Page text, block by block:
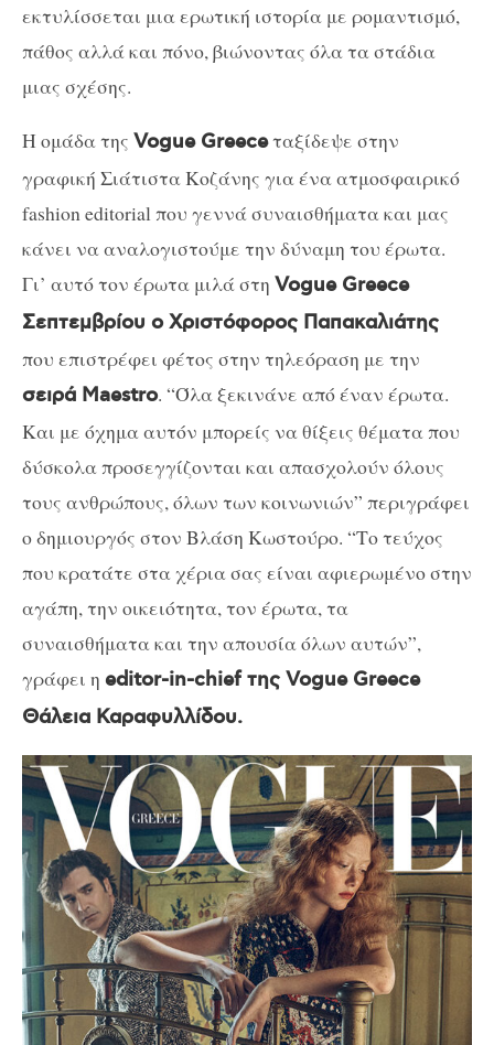
εκτυλίσσεται μια ερωτική ιστορία με ρομαντισμό,
πάθος αλλά και πόνο, βιώνοντας όλα τα στάδια
μιας σχέσης.
Η ομάδα της Vogue Greeceταξίδεψε στην
γραφική Σιάτιστα Κοζάνης για ένα ατμοσφαιρικό
fashion editorial που γεννά συναισθήματα και μας
κάνει να αναλογιστούμε την δύναμη του έρωτα.
Γι’ αυτό τον έρωτα μιλά στη Vogue Greece
Σεπτεμβρίου ο Χριστόφορος Παπακαλιάτης
που επιστρέφει φέτος στην τηλεόραση με την
σειρά Maestro. “Όλα ξεκινάνε από έναν έρωτα.
Και με όχημα αυτόν μπορείς να θίξεις θέματα που
δύσκολα προσεγγίζονται και απασχολούν όλους
τους ανθρώπους, όλων των κοινωνιών” περιγράφει
ο δημιουργός στον Βλάση Κωστούρο. “Το τεύχος
που κρατάτε στα χέρια σας είναι αφιερωμένο στην
αγάπη, την οικειότητα, τον έρωτα, τα
συναισθήματα και την απουσία όλων αυτών”,
γράφει η editor-in-chief της Vogue Greece
Θάλεια Καραφυλλίδου.